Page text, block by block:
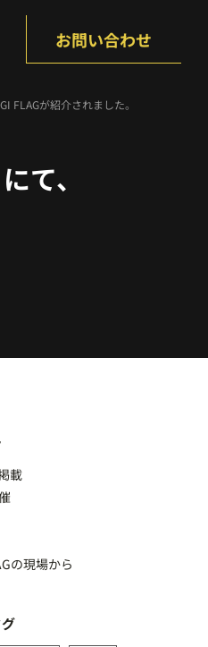
お問い合わせ
FLAGが紹介されました。
て、
載
の現場から